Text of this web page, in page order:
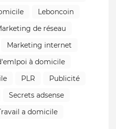
Leboncoin
de réseau
Marketing internet
à domicile
PLR
Publicité
Secrets adsense
a domicile